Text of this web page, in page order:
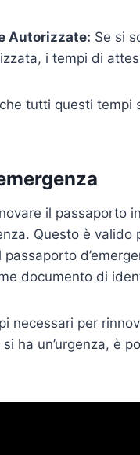
Autorizzate: Se si
i tempi di
tutti questi tempi
il passaporto
Questo è
documento di
necessari per
ha un’urgenza, è